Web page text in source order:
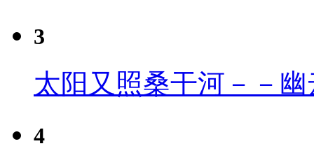
3
太阳又照桑干河－－
4